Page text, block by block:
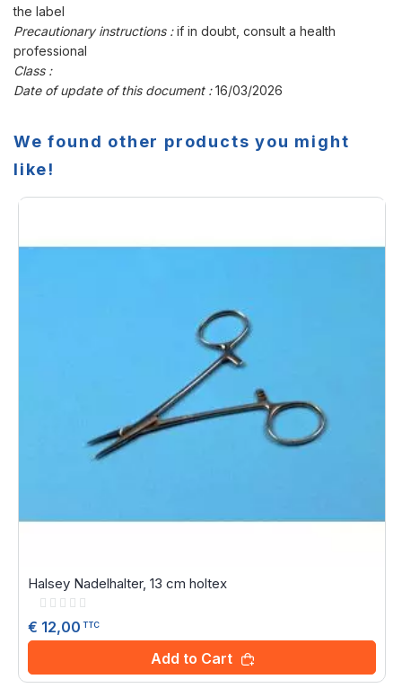
the label
Precautionary instructions :if in doubt, consult a health
professional
Class :
Date of update of this document :16/03/2026
We found other products you might
like!
Halsey Nadelhalter, 13 cm holtex
Rating:
€ 12,00 TTC
Add to Cart